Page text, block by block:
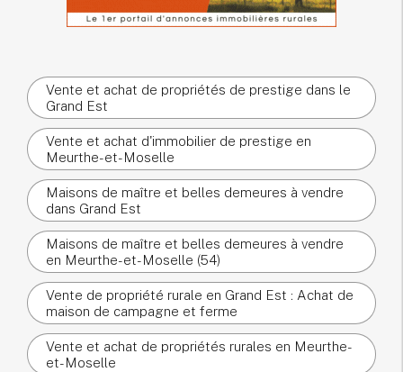
Vente et achat de propriétés de prestige dans le
Grand Est
Vente et achat d'immobilier de prestige en
Meurthe-et-Moselle
Maisons de maître et belles demeures à vendre
dans Grand Est
Maisons de maître et belles demeures à vendre
en Meurthe-et-Moselle (54)
Vente de propriété rurale en Grand Est : Achat de
maison de campagne et ferme
Vente et achat de propriétés rurales en Meurthe-
et-Moselle